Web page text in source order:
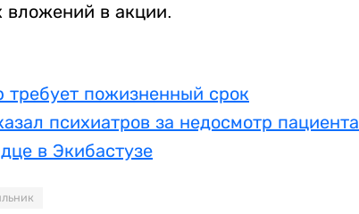
вложений в акции.
требует пожизненный срок
психиатров за недосмотр пациента
в Экибастузе